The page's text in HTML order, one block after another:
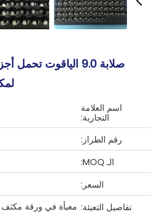
اسم العلامة
التجارية:
رقم الطراز:
الـ MOQ:
السعر:
تفاصيل التعبئة: معبأة في ورقة مكثف